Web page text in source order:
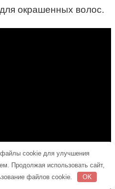
окрашенных волос.
файлы cookie для улучшения
Продолжая использовать сайт,
файлов cookie.
OK